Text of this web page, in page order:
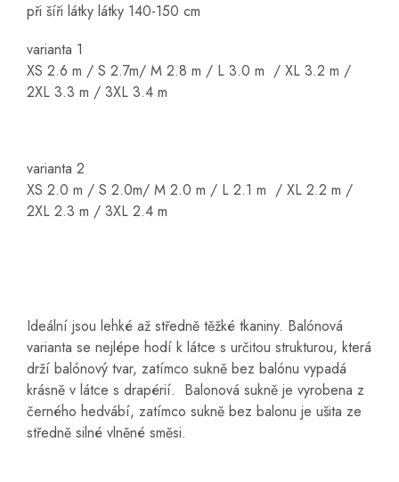
při šíři látky látky 140-150 cm
varianta 1
XS 2.6 m / S 2.7m/ M 2.8 m / L 3.0 m / XL 3.2 m /
2XL 3.3 m / 3XL 3.4 m
varianta 2
XS 2.0 m / S 2.0m/ M 2.0 m / L 2.1 m / XL 2.2 m /
2XL 2.3 m / 3XL 2.4 m
Ideální jsou lehké až středně těžké tkaniny. Balónová
varianta se nejlépe hodí k látce s určitou strukturou, která
drží balónový tvar, zatímco sukně bez balónu vypadá
krásně v látce s drapérií. Balonová sukně je vyrobena z
černého hedvábí, zatímco sukně bez balonu je ušita ze
středně silné vlněné směsi.